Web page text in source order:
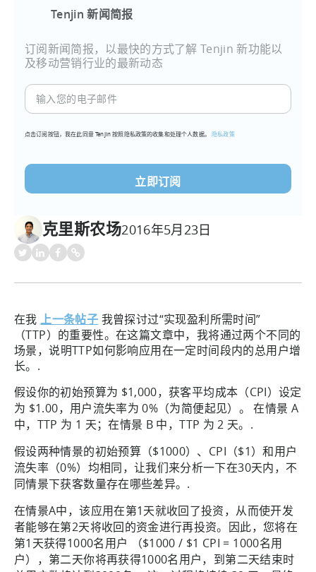
Tenjin 新闻简报
订阅新闻简报，以最快的方式了解 Tenjin 新功能以
及移动营销行业的最新动态
输
入
的
子
邮
(必
须填
写）
点击订阅按钮，我在此同意 Tenjin 按照隐私政策的收集和处理个人数据。隐私政策
克里斯农场2016年5月23日
在我 上一条帖子 我曾探讨过“实现盈利所需时间”
（TTP）的重要性。在这篇文章中，我将通过两个不同的
场景，说明TTP如何影响应用在一定时间段内的总用户增
长。.
假设你的初始预算为 $1,000，获客平均成本（CPI）设定
为 $1.00，用户流失率为 0%（为简便起见）。 在情景 A
中，TTP 为 1 天；在情景 B 中，TTP 为 2 天。.
假设两种情景的初始预算（$1000）、CPI（$1）和用户
流失率（0%）均相同，让我们来分析一下在30天内，不
同情景下获客数量存在哪些差异。.
在情景A中，该应用在第1天就收回了投资，从而使开发
者能够在第2天将收回的资金进行再投资。因此，您将在
第1天获得1000名用户 （$1000 / $1 CPI = 1000名用
户），第二天你将再获得1000名用户，到第二天结束时